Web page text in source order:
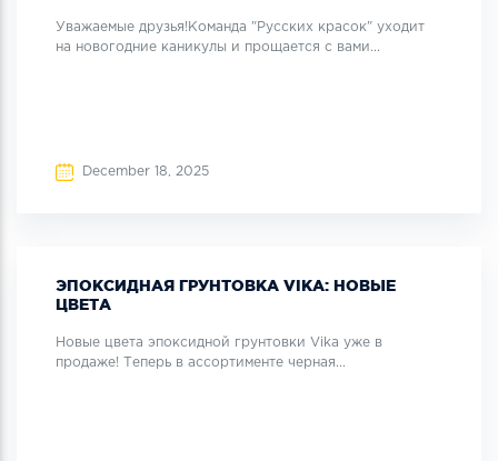
Уважаемые друзья!Команда "Русских красок" уходит
на новогодние каникулы и прощается с вами...
December 18, 2025
ЭПОКСИДНАЯ ГРУНТОВКА VIKA: НОВЫЕ
ЦВЕТА
Новые цвета эпоксидной грунтовки Vika уже в
продаже! Теперь в ассортименте черная...